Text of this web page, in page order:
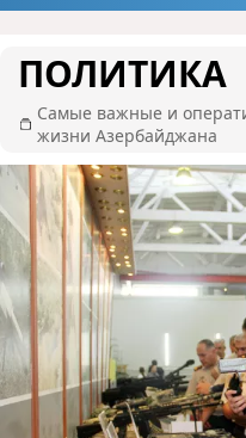
ПОЛИТИКА
Самые важные и
жизни Азербайджана